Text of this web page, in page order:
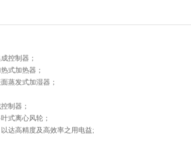
控制器；
式加热器；
蒸发式加湿器；
制器；
式离心风轮；
达高精度及高效率之用电益;